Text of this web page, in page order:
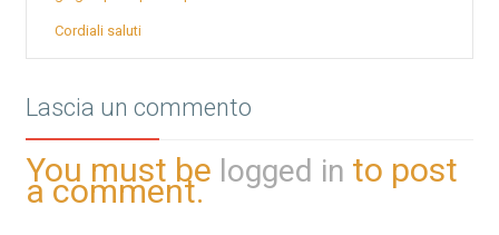
Cordiali saluti
Lascia un commento
You must be logged in to post
a comment.